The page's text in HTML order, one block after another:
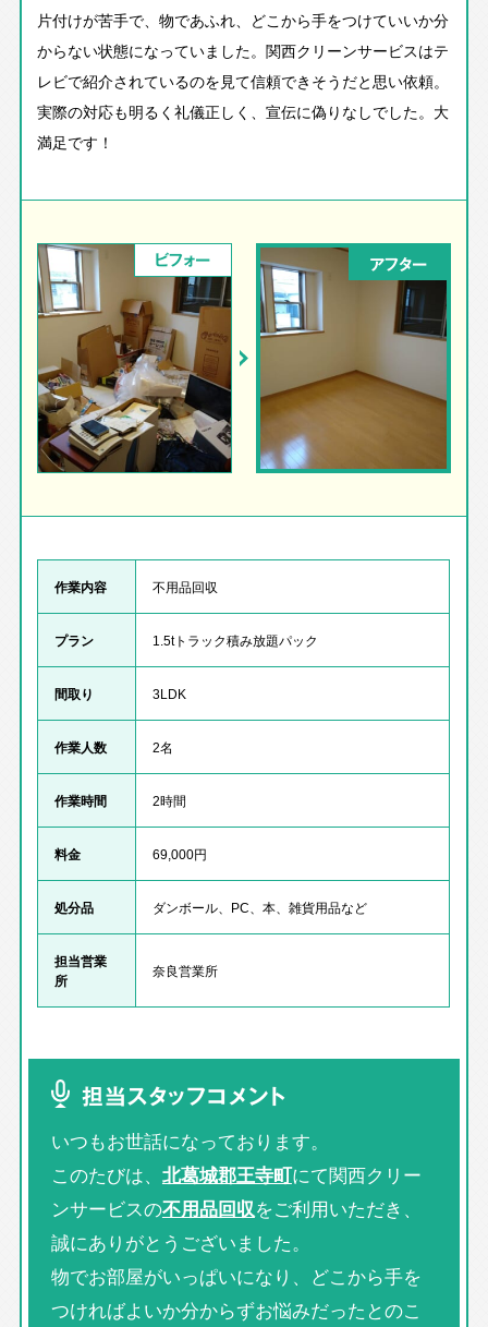
片付けが苦手で、物であふれ、どこから手をつけていいか分
からない状態になっていました。関西クリーンサービスはテ
レビで紹介されているのを見て信頼できそうだと思い依頼。
実際の対応も明るく礼儀正しく、宣伝に偽りなしでした。大
満足です！
ビフォー アフター
作業内容 不用品回収
プラン 1.5tトラック積み放題パック
間取り 3LDK
作業人数 2名
作業時間 2時間
料金 69,000円
処分品 ダンボール、PC、本、雑貨用品など
担当営業
所
奈良営業所
担当スタッフコメント
いつもお世話になっております。
このたびは、 北葛城郡王寺町にて関西クリー
ンサービスの不用品回収をご利用いただき、
誠にありがとうございました。
物でお部屋がいっぱいになり、どこから手を
つければよいか分からずお悩みだったとのこ